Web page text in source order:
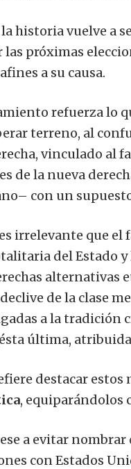
la historia vuelve a
próximas
a su causa.
refuerza lo
terreno, al
vinculado al
de la nueva
con un
irrelevante que
del Estado
alternativas
de la clase
a la tradición
última,
destacar
, equiparándolos
a evitar
con Estados